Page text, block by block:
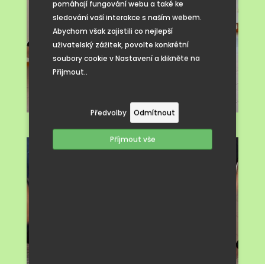
pomáhají fungování webu a také ke
sledování vaší interakce s naším webem.
Abychom však zajistili co nejlepší
uživatelský zážitek, povolte konkrétní
soubory cookie v Nastavení a klikněte na
Přijmout..
Předvolby Odmítnout
Příjmout vše